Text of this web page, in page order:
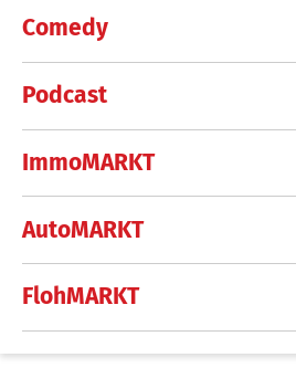
Comedy
Podcast
ImmoMARKT
AutoMARKT
FlohMARKT